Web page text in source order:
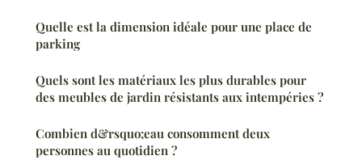
Quelle est la dimension idéale pour une place de
parking
Quels sont les matériaux les plus durables pour
des meubles de jardin résistants aux intempéries ?
Combien d&rsquo;eau consomment deux
personnes au quotidien ?